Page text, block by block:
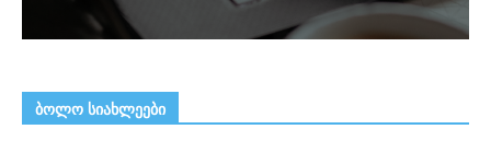
ᲑᲝᲚᲝ ᲡᲘᲐᲮᲚᲔᲔᲑᲘ